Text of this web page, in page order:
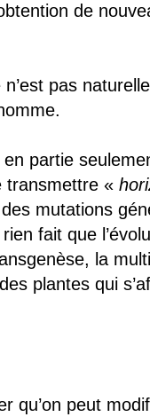
de
pas
partie
transmettre «
mutations
fait que
la
plantes qui
qu’on peut